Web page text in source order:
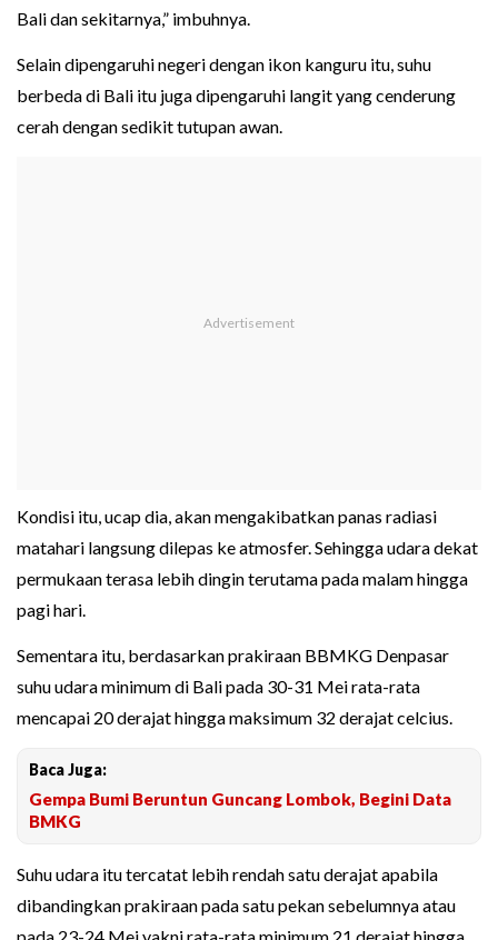
Bali dan sekitarnya,” imbuhnya.
Selain dipengaruhi negeri dengan ikon kanguru itu, suhu
berbeda di Bali itu juga dipengaruhi langit yang cenderung
cerah dengan sedikit tutupan awan.
Kondisi itu, ucap dia, akan mengakibatkan panas radiasi
matahari langsung dilepas ke atmosfer. Sehingga udara dekat
permukaan terasa lebih dingin terutama pada malam hingga
pagi hari.
Sementara itu, berdasarkan prakiraan BBMKG Denpasar
suhu udara minimum di Bali pada 30-31 Mei rata-rata
mencapai 20 derajat hingga maksimum 32 derajat celcius.
Baca Juga:
Gempa Bumi Beruntun Guncang Lombok, Begini Data
BMKG
Suhu udara itu tercatat lebih rendah satu derajat apabila
dibandingkan prakiraan pada satu pekan sebelumnya atau